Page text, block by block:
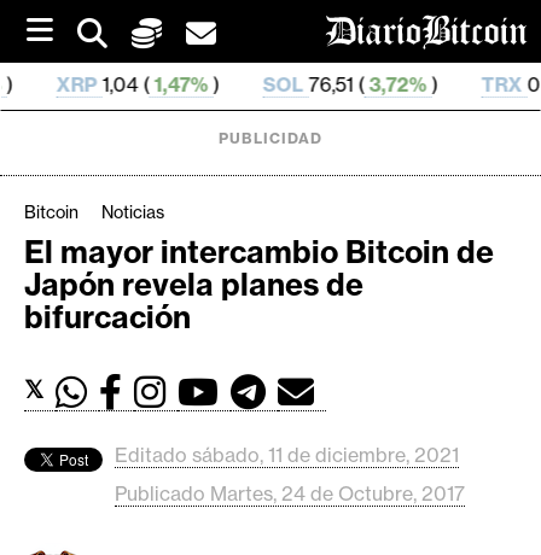
i
p
t
o
( 1,47%) SOL76,51 ( 3,72%) TRX0,328 596 (
C
r
i
M
PUBLICIDAD
Bitcoin Noticias
El mayor intercambio Bitcoin de
Japón revela planes de
bifurcación
𝕏
Editado sábado, 11 de diciembre, 2021
Publicado Martes, 24 de Octubre, 2017